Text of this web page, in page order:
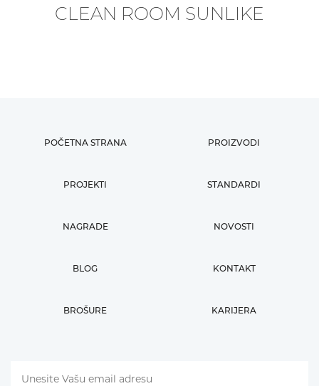
CLEAN ROOM SUNLIKE
POČETNA STRANA PROIZVODI
PROJEKTI STANDARDI
NAGRADE NOVOSTI
BLOG KONTAKT
BROŠURE KARIJERA